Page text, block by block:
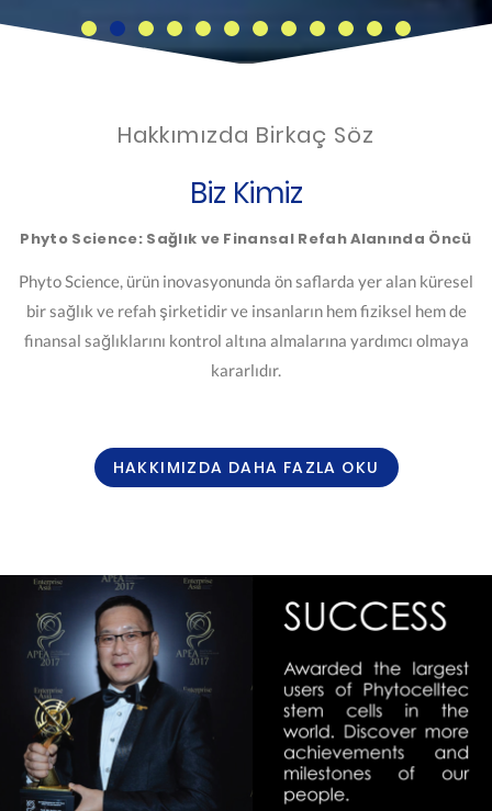
Hakkımızda Birkaç Söz
Biz Kimiz
Phyto Science: Sağlık ve Finansal Refah Alanında Öncü
Phyto Science, ürün inovasyonunda ön saflarda yer alan küresel
bir sağlık ve refah şirketidir ve insanların hem fiziksel hem de
finansal sağlıklarını kontrol altına almalarına yardımcı olmaya
kararlıdır.
HAKKIMIZDA DAHA FAZLA OKU